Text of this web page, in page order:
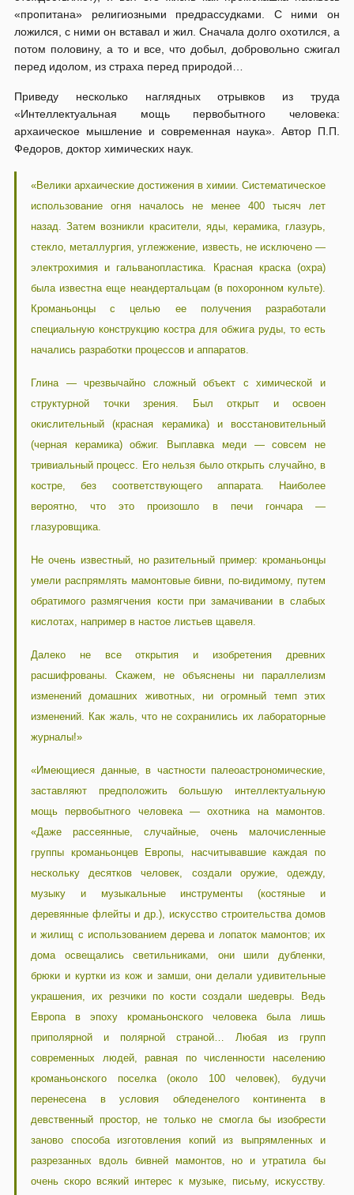
«пропитана» религиозными предрассудками. С ними он
ложился, с ними он вставал и жил. Сначала долго охотился, а
потом половину, а то и все, что добыл, добровольно сжигал
перед идолом, из страха перед природой…
Приведу несколько наглядных отрывков из труда
«Интеллектуальная мощь первобытного человека:
архаическое мышление и современная наука». Автор П.П.
Федоров, доктор химических наук.
«Велики архаические достижения в химии. Систематическое
использование огня началось не менее 400 тысяч лет
назад. Затем возникли красители, яды, керамика, глазурь,
стекло, металлургия, углежжение, известь, не исключено —
электрохимия и гальванопластика. Красная краска (охра)
была известна еще неандертальцам (в похоронном культе).
Кроманьонцы с целью ее получения разработали
специальную конструкцию костра для обжига руды, то есть
начались разработки процессов и аппаратов.
Глина — чрезвычайно сложный объект с химической и
структурной точки зрения. Был открыт и освоен
окислительный (красная керамика) и восстановительный
(черная керамика) обжиг. Выплавка меди — совсем не
тривиальный процесс. Его нельзя было открыть случайно, в
костре, без соответствующего аппарата. Наиболее
вероятно, что это произошло в печи гончара —
глазуровщика.
Не очень известный, но разительный пример: кроманьонцы
умели распрямлять мамонтовые бивни, по-видимому, путем
обратимого размягчения кости при замачивании в слабых
кислотах, например в настое листьев щавеля.
Далеко не все открытия и изобретения древних
расшифрованы. Скажем, не объяснены ни параллелизм
изменений домашних животных, ни огромный темп этих
изменений. Как жаль, что не сохранились их лабораторные
журналы!»
«Имеющиеся данные, в частности палеоастрономические,
заставляют предположить большую интеллектуальную
мощь первобытного человека — охотника на мамонтов.
«Даже рассеянные, случайные, очень малочисленные
группы кроманьонцев Европы, насчитывавшие каждая по
нескольку десятков человек, создали оружие, одежду,
музыку и музыкальные инструменты (костяные и
деревянные флейты и др.), искусство строительства домов
и жилищ с использованием дерева и лопаток мамонтов; их
дома освещались светильниками, они шили дубленки,
брюки и куртки из кож и замши, они делали удивительные
украшения, их резчики по кости создали шедевры. Ведь
Европа в эпоху кроманьонского человека была лишь
приполярной и полярной страной… Любая из групп
современных людей, равная по численности населению
кроманьонского поселка (около 100 человек), будучи
перенесена в условия обледенелого континента в
девственный простор, не только не смогла бы изобрести
заново способа изготовления копий из выпрямленных и
разрезанных вдоль бивней мамонтов, но и утратила бы
очень скоро всякий интерес к музыке, письму, искусству.